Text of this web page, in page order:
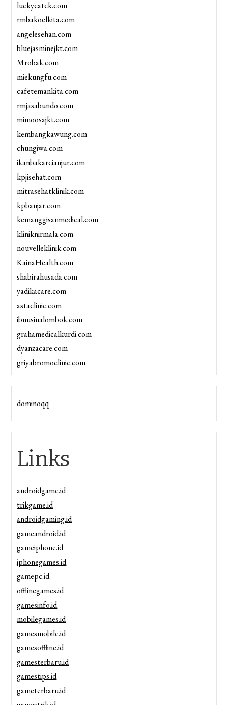
luckycatck.com
rmbakoelkita.com
angelesehan.com
bluejasminejkt.com
Mrobak.com
miekungfu.com
cafetemankita.com
rmjasabundo.com
mimoosajkt.com
kembangkawung.com
chungiwa.com
ikanbakarcianjur.com
kpjisehat.com
mitrasehatklinik.com
kpbanjar.com
kemanggisanmedical.com
kliniknirmala.com
nouvelleklinik.com
KainaHealth.com
shabirahusada.com
yadikacare.com
astaclinic.com
ibnusinalombok.com
grahamedicalkurdi.com
dyanzacare.com
griyabromoclinic.com
dominoqq
Links
androidgame.id
trikgame.id
androidgaming.id
gameandroid.id
gameiphone.id
iphonegames.id
gamepc.id
offlinegames.id
gamesinfo.id
mobilegames.id
gamesmobile.id
gamesoffline.id
gamesterbaru.id
gamestips.id
gameterbaru.id